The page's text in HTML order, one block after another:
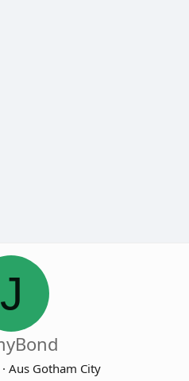
J
· Aus Gotham City